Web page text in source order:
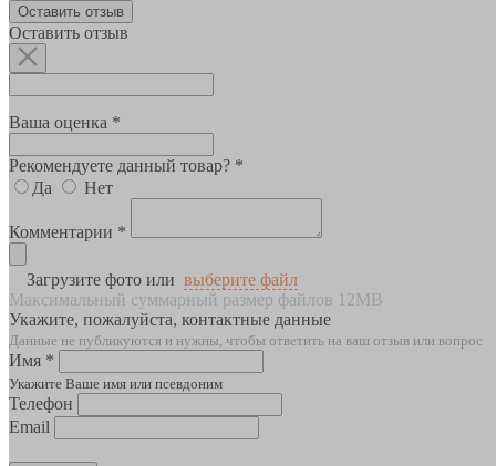
Оставить отзыв
Оставить отзыв
Ваша оценка *
Рекомендуете данный товар? *
Да
Нет
Комментарии *
Загрузите фото или выберите файл
Максимальный суммарный размер файлов 12MB
Укажите, пожалуйста, контактные данные
Данные не публикуются и нужны, чтобы ответить на ваш отзыв или вопрос
Имя *
Укажите Ваше имя или псевдоним
Телефон
Email